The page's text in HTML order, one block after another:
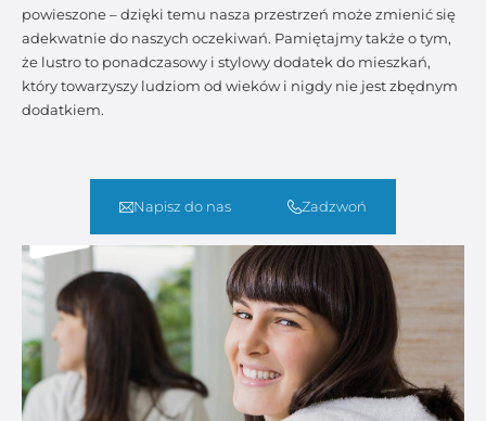
powieszone – dzięki temu nasza przestrzeń może zmienić się
adekwatnie do naszych oczekiwań. Pamiętajmy także o tym,
że lustro to ponadczasowy i stylowy dodatek do mieszkań,
który towarzyszy ludziom od wieków i nigdy nie jest zbędnym
dodatkiem.
Napisz do nas Zadzwoń